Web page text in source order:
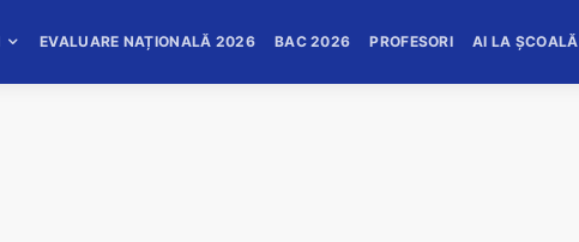
EVALUARE NAȚIONALĂ 2026 BAC 2026 PROFESORI AI LA ȘCOALĂ